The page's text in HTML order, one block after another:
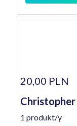
20,00 PLN
Christopher
1 produkt/y